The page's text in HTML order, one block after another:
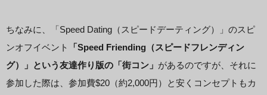
ちなみに、「Speed Dating（スピードデーティング）」のスピ
ンオフイベント
「Speed Friending（スピードフレンディン
グ）」という友達作り版の「街コン」 があるのですが、それに
参加した際は、参加費$20（約2,000円）と安くコンセプトもカ